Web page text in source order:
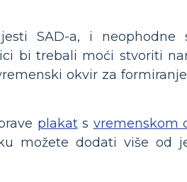
SAD-a, i neophodne
bi trebali moći stvoriti
okvir za
plakats vremenskom
možete dodati više od